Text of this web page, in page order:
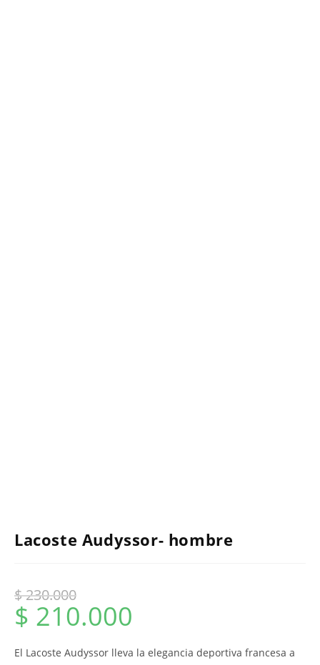
Lacoste Audyssor- hombre
$230.000
$ 210.000
El Lacoste Audyssor lleva la elegancia deportiva francesa a